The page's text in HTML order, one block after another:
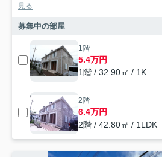
見る
募集中の部屋
1階
5.4万円
1階 / 32.90㎡ / 1K
2階
6.4万円
2階 / 42.80㎡ / 1LDK